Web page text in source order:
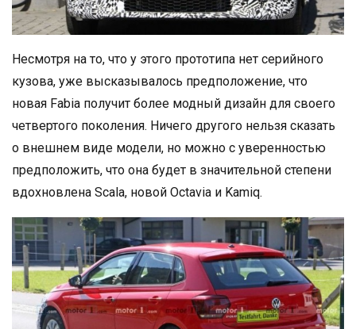
Несмотря на то, что у этого прототипа нет серийного
кузова, уже высказывалось предположение, что
новая Fabia получит более модный дизайн для своего
четвертого поколения. Ничего другого нельзя сказать
о внешнем виде модели, но можно с уверенностью
предположить, что она будет в значительной степени
вдохновлена Scala, новой Octavia и Kamiq.